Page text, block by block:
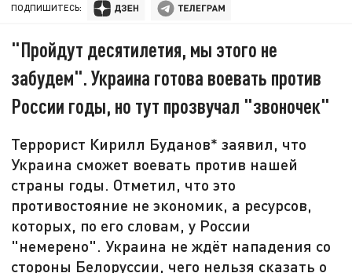
ПОДПИШИТЕСЬ:
"Пройдут десятилетия, мы этого не
забудем". Украина готова воевать против
России годы, но тут прозвучал "звоночек"
Террорист Кирилл Буданов* заявил, что
Украина сможет воевать против нашей
страны годы. Отметил, что это
противостояние не экономик, а ресурсов,
которых, по его словам, у России
"немерено". Украина не ждёт нападения со
стороны Белоруссии, чего нельзя сказать о